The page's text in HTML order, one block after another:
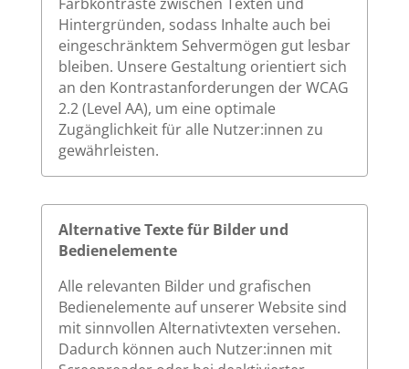
Hintergründen, sodass Inhalte auch bei
eingeschränktem Sehvermögen gut lesbar
bleiben. Unsere Gestaltung orientiert sich
an den Kontrastanforderungen der WCAG
2.2 (Level AA), um eine optimale
Zugänglichkeit für alle Nutzer:innen zu
gewährleisten.
Alternative Texte für Bilder und
Bedienelemente
Alle relevanten Bilder und grafischen
Bedienelemente auf unserer Website sind
mit sinnvollen Alternativtexten versehen.
Dadurch können auch Nutzer:innen mit